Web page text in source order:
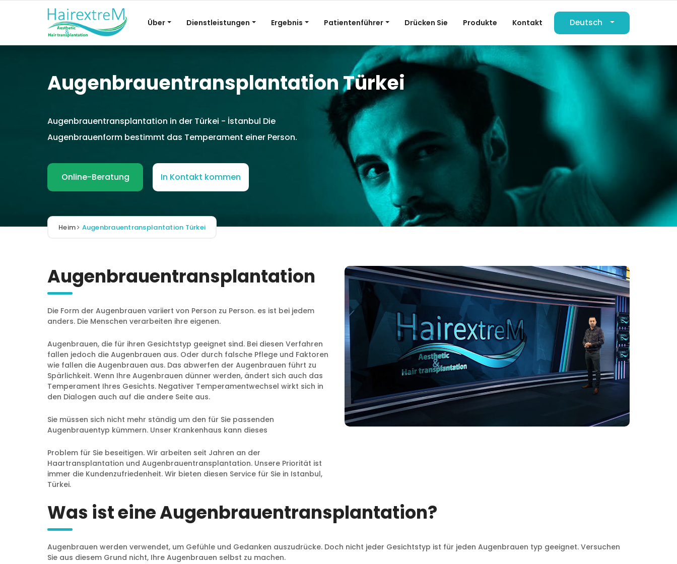
Über Dienstleistungen Ergebnis Patientenführer Drücken Sie Produkte Kontakt Deutsch
العربية
Español
Türkçe
Augenbrauentransplantation Türkei
Augenbrauentransplantation in der Türkei - İstanbul Die
Augenbrauenform bestimmt das Temperament einer Person.
Online-Beratung In Kontakt kommen
Heim Augenbrauentransplantation Türkei
Augenbrauentransplantation
Die Form der Augenbrauen variiert von Person zu Person. es ist bei jedem
anders. Die Menschen verarbeiten ihre eigenen.
Augenbrauen, die für ihren Gesichtstyp geeignet sind. Bei diesen Verfahren
fallen jedoch die Augenbrauen aus. Oder durch falsche Pflege und Faktoren
wie fallen die Augenbrauen aus. Das abwerfen der Augenbrauen führt zu
Spärlichkeit. Wenn Ihre Augenbrauen dünner werden, ändert sich auch das
Temperament Ihres Gesichts. Negativer Temperamentwechsel wirkt sich in
den Dialogen auch auf die andere Seite aus.
Sie müssen sich nicht mehr ständig um den für Sie passenden
Augenbrauentyp kümmern. Unser Krankenhaus kann dieses
Problem für Sie beseitigen. Wir arbeiten seit Jahren an der
Haartransplantation und Augenbrauentransplantation. Unsere Priorität ist
immer die Kundenzufriedenheit. Wir bieten diesen Service für Sie in Istanbul,
Türkei.
Was ist eine Augenbrauentransplantation?
Augenbrauen werden verwendet, um Gefühle und Gedanken auszudrücke. Doch nicht jeder Gesichtstyp ist für jeden Augenbrauen typ geeignet. Versuchen
Sie aus diesem Grund nicht, Ihre Augenbrauen selbst zu machen.